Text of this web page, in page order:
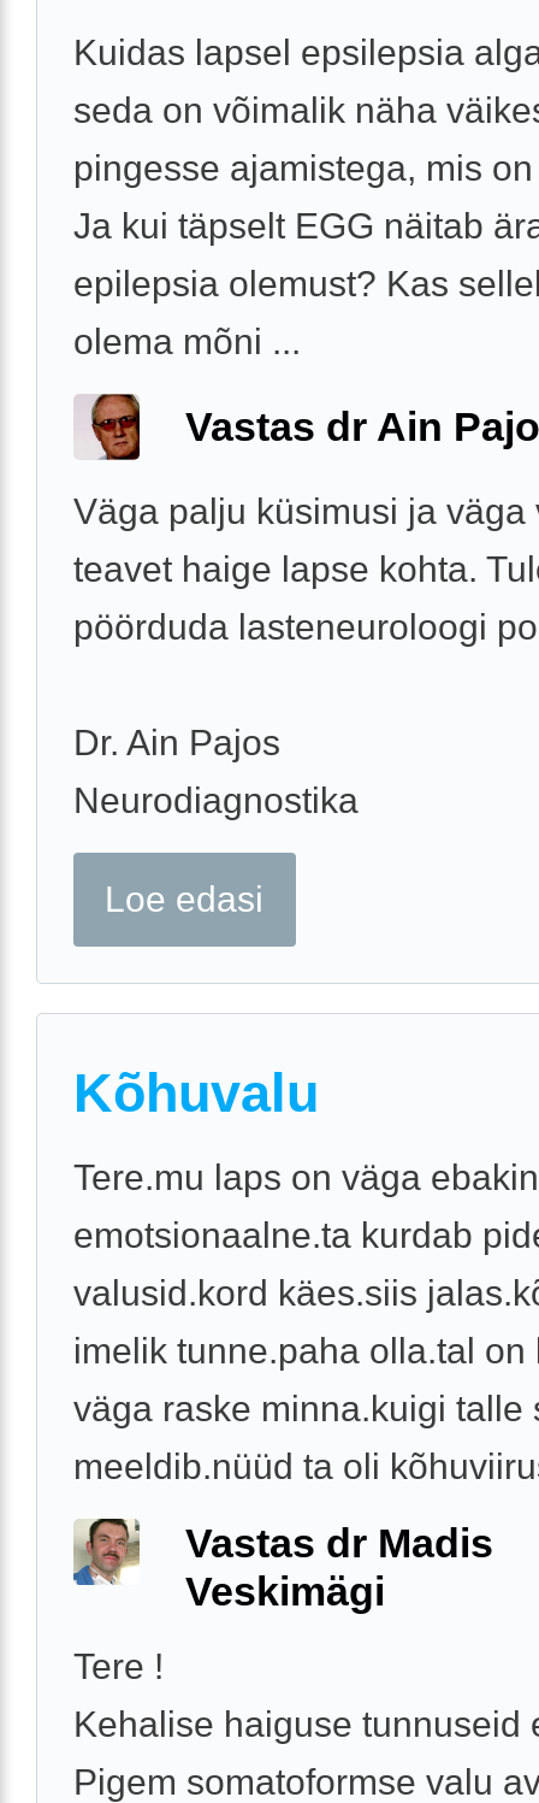
Kuidas lapsel epsilepsia
seda on võimalik näha
pingesse ajamistega, mis
Ja kui täpselt EGG näitab
epilepsia olemust? Kas
olema mõni ...
Vastas dr Ain
Väga palju küsimusi ja väga
teavet haige lapse kohta.
pöörduda lasteneuroloogi
Dr. Ain Pajos
Neurodiagnostika
Loe edasi
Kõhuvalu
Tere.mu laps on väga
emotsionaalne.ta kurdab
valusid.kord käes.siis
imelik tunne.paha olla.tal on
väga raske minna.kuigi talle
meeldib.nüüd ta oli
Vastas dr Madis
Veskimägi
Tere !
Kehalise haiguse tunnuseid
Pigem somatoformse valu